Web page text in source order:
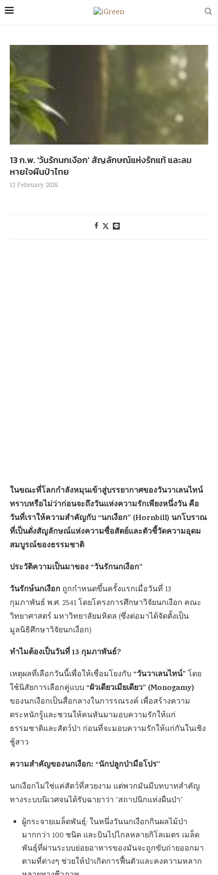
13 ก.พ. ‘วันรักนกเงือก’ สัญลักษณ์แห่งรักแท้ และลม
หายใจผืนป่าไทย
12 February 2026
ในขณะที่โลกกำลังหมุนเข้าสู่บรรยากาศของวันวาเลนไทน์
ทราบหรือไม่ว่าก่อนจะถึงวันแห่งความรักเพียงหนึ่งวัน คือ
วันที่เราให้ความสำคัญกับ “นกเงือก” (Hornbill) นกโบราณ
ที่เป็นดั่งสัญลักษณ์แห่งความซื่อสัตย์และตัวชี้วัดความอุดม
สมบูรณ์ของธรรมชาติ
ประวัติความเป็นมาของ “วันรักนกเงือก”
วันรักษ์นกเงือก ถูกกำหนดขึ้นครั้งแรกเมื่อวันที่ 13
กุมภาพันธ์ พ.ศ. 2541 โดยโครงการศึกษาวิจัยนกเงือก คณะ
วิทยาศาสตร์ มหาวิทยาลัยมหิดล (ซึ่งต่อมาได้จัดตั้งเป็น
มูลนิธิศึกษาวิจัยนกเงือก)
ทำไมต้องเป็นวันที่ 13 กุมภาพันธ์?
เหตุผลที่เลือกวันนี้เพื่อให้เชื่อมโยงกับ “วันวาเลนไทน์” โดย
ใช้นิสัยการเลือกคู่แบบ “ผัวเดียวเมียเดียว” (Monogamy)
ของนกเงือกเป็นสื่อกลางในการรณรงค์ เพื่อสร้างความ
ตระหนักรู้และชวนให้คนหันมามอบความรักให้แก่
ธรรมชาติและสัตว์ป่า ก่อนที่จะมอบความรักให้แก่กันในเชิง
ชู้สาว
ความสำคัญของนกเงือก: “นักปลูกป่ามือโปร”
นกเงือกไม่ใช่แค่สัตว์ที่สวยงาม แต่พวกมันมีบทบาทสำคัญ
ทางระบบนิเวศจนได้รับฉายาว่า “สถาปนิกแห่งผืนป่า”
ผู้กระจายเมล็ดพันธุ์: ในหนึ่งวันนกเงือกกินผลไม้ป่า
มากกว่า 100 ชนิด และบินไปไกลหลายกิโลเมตร เมล็ด
พันธุ์ที่ผ่านระบบย่อยอาหารของมันจะถูกขับถ่ายออกมา
ตามที่ต่างๆ ช่วยให้ป่าเกิดการฟื้นตัวและคงความหลาก